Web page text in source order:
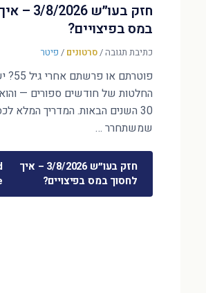
חזק בעו״ש
במס בפיצויים?
כתיבת תגובה/סרטונים / פיטר
פוטרתם
החלטות של חודשים ספורים —
30 השנים הבאות. המדריך המלא
שמשתחרר …
חזק בעו״ש 3/8/2026 – איך
לחסוך במס בפיצויים?